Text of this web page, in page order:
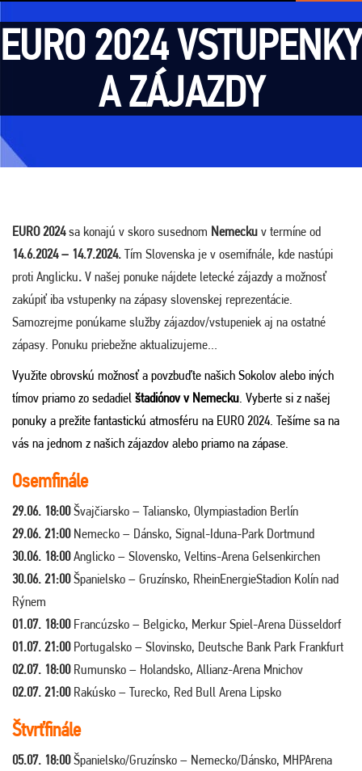
EURO 2024 VSTUPENKY
A ZÁJAZDY
EURO 2024sa konajú v skoro susednom Nemecku v termíne od
14.6.2024 – 14.7.2024. Tím Slovenska je v osemifnále, kde nastúpi
proti Anglicku. V našej ponuke nájdete letecké zájazdy a možnosť
zakúpiť iba vstupenky na zápasy slovenskej reprezentácie.
Samozrejme ponúkame služby zájazdov/vstupeniek aj na ostatné
zápasy. Ponuku priebežne aktualizujeme…
Využite obrovskú možnosť a povzbuďte našich Sokolov alebo iných
tímov priamo zo sedadiel štadiónov v Nemecku. Vyberte si z našej
ponuky a prežite fantastickú atmosféru na EURO 2024. Tešíme sa na
vás na jednom z našich zájazdov alebo priamo na zápase.
Osemfinále
29.06. 18:00Švajčiarsko – Taliansko, Olympiastadion Berlín
29.06. 21:00Nemecko – Dánsko, Signal-Iduna-Park Dortmund
30.06. 18:00Anglicko – Slovensko, Veltins-Arena Gelsenkirchen
30.06. 21:00Španielsko – Gruzínsko, RheinEnergieStadion Kolín nad
Rýnem
01.07. 18:00Francúzsko – Belgicko, Merkur Spiel-Arena Düsseldorf
01.07. 21:00Portugalsko – Slovinsko, Deutsche Bank Park Frankfurt
02.07. 18:00Rumunsko – Holandsko, Allianz-Arena Mnichov
02.07. 21:00Rakúsko – Turecko, Red Bull Arena Lipsko
Štvrťfinále
05.07. 18:00Španielsko/Gruzínsko – Nemecko/Dánsko, MHPArena